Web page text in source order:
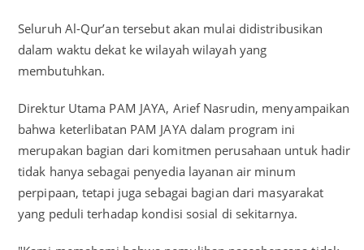
Seluruh Al-Qur’an tersebut akan mulai didistribusikan
dalam waktu dekat ke wilayah wilayah yang
membutuhkan.
Direktur Utama PAM JAYA, Arief Nasrudin, menyampaikan
bahwa keterlibatan PAM JAYA dalam program ini
merupakan bagian dari komitmen perusahaan untuk hadir
tidak hanya sebagai penyedia layanan air minum
perpipaan, tetapi juga sebagai bagian dari masyarakat
yang peduli terhadap kondisi sosial di sekitarnya.